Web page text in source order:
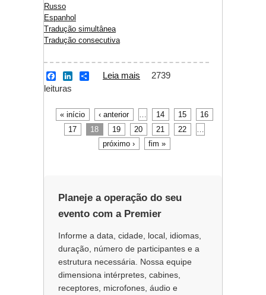
Russo
Espanhol
Tradução simultânea
Tradução consecutiva
a
c
b
o
e
d
I
Leia mais sobre Tradução
Russo
2739
leituras
Páginas
« início ‹ anterior … 14 15
16
17
18 19 20 21 22
próximo ›
fim »
Planeje a operação do seu
evento com a Premier
Informe a data, cidade, local, idiomas,
duração, número de participantes e a
estrutura necessária. Nossa equipe
dimensiona intérpretes, cabines,
receptores, microfones, áudio e